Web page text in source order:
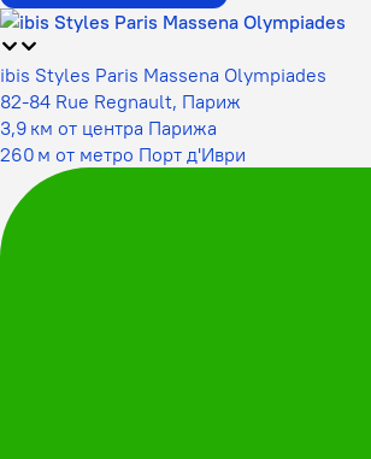
ibis Styles Paris Massena Olympiades
82-84 Rue Regnault, Париж
3,9 км от центра Парижа
260 м от метро Порт д'Иври